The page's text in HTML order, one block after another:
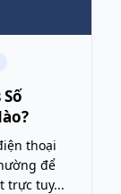
thoại
để
trực tuy...